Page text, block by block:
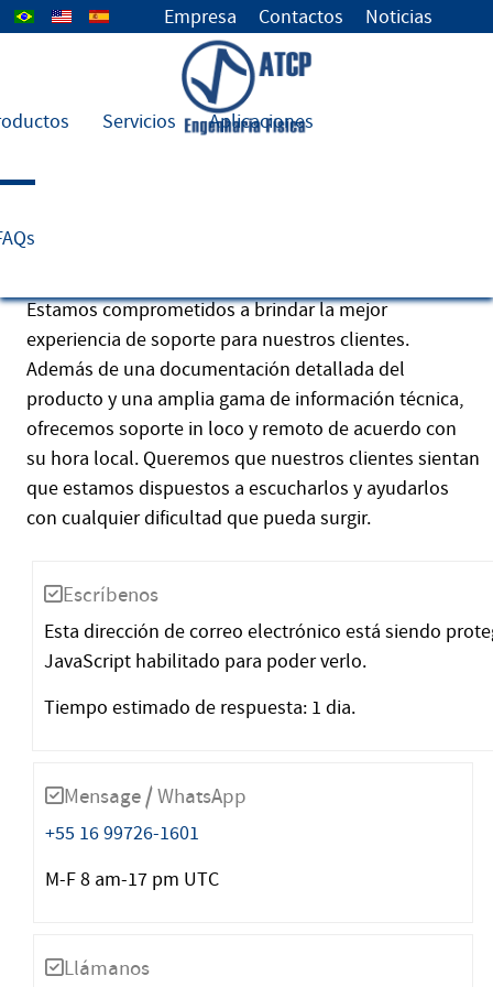
Seleccione su idiomaEmpresa Contactos Noticias
Servicios Aplicaciones
Estamos comprometidos a brindar la mejor
experiencia de soporte para nuestros clientes.
Además de una documentación detallada del
producto y una amplia gama de información técnica,
ofrecemos soporte in loco y remoto de acuerdo con
su hora local. Queremos que nuestros clientes sientan
que estamos dispuestos a escucharlos y ayudarlos
con cualquier dificultad que pueda surgir.
Escríbenos
Esta dirección de correo electrónico está siendo
JavaScript habilitado para poder verlo.
Tiempo estimado de respuesta: 1 dia.
Mensage / WhatsApp
+55 16 99726-1601
M-F 8 am-17 pm UTC
Llámanos